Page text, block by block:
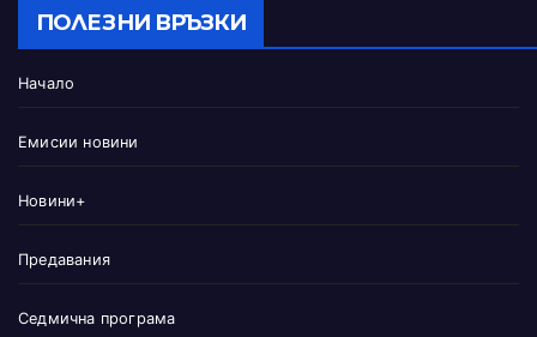
ПОЛЕЗНИ ВРЪЗКИ
Начало
Емисии новини
Новини+
Предавания
Седмична програма